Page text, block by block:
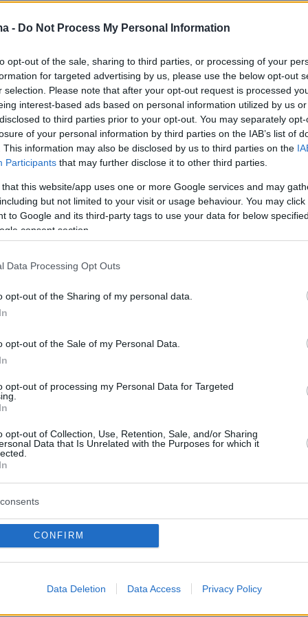
- Do Not Process My Personal Information
opt-out of the sale, sharing to third parties, or processing of your
for targeted advertising by us, please use the below opt-out
selection. Please note that after your opt-out request is processed
interest-based ads based on personal information utilized by us
to third parties prior to your opt-out. You may separately
of your personal information by third parties on the IAB’s list of
This information may also be disclosed by us to third parties on the
Participants that may further disclose it to other third parties.
that this website/app uses one or more Google services and may
but not limited to your visit or usage behaviour. You may
to Google and its third-party tags to use your data for below
consent section.
Data Processing Opt Outs
opt-out of the Sharing of my personal data.
opt-out of the Sale of my Personal Data.
opt-out of processing my Personal Data for Targeted
opt-out of Collection, Use, Retention, Sale, and/or Sharing
Data that Is Unrelated with the Purposes for which it
CONFIRM
Data Deletion Data Access Privacy Policy
διεθνή επιχείρηση διάσωσης μετά τον
τις έρευνες.
ιταλικής υπηκοότητας, αυτού του
δυστυχήματος, του σοβαρότερου που έχει
σε αυτόν τον τουριστικό προορισμό του
είναι μια γνωστή καθηγήτρια θαλάσσιας
Μοντεφαλκόνε, η κόρη της, και δύο
σύμφωνα με το πανεπιστήμιο της
ή εργάζονταν και οι τέσσερις. Το πέμπτο
τους στις καταδύσεις.
Corriere della Seraανέφερε χθες ότι,
πανεπιστήμιο, «η καταδυτική
της οποίας συνέβη το δυστύχημα δεν ήταν
που είχαν οργανωθεί από την
διευκρίνισε ότι τα αιτήματα προς τις αρχές
προφανώς εκτός του πλαισίου
είχε λάβει εξουσιοδότηση από το
δίνουν την άδεια σε τουρίστες να
πορισμάτων της έρευνας, οι αρχές